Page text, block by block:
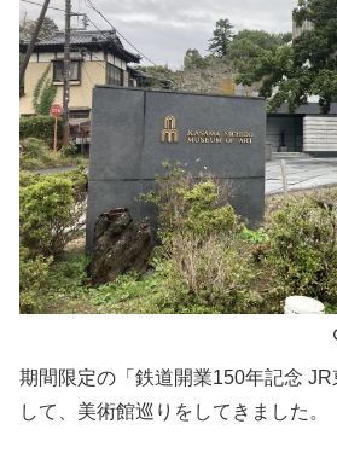
期間限定の「鉄道開業150年記念 JR
して、美術館巡りをしてきました。